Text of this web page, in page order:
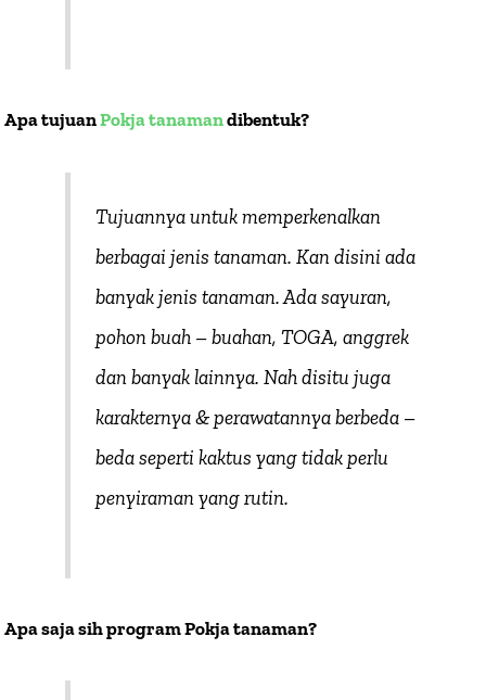
Apa tujuanPokja tanamandibentuk?
Tujuannya untuk memperkenalkan
berbagai jenis tanaman. Kan disini ada
banyak jenis tanaman. Ada sayuran,
pohon buah – buahan, TOGA, anggrek
dan banyak lainnya. Nah disitu juga
karakternya & perawatannya berbeda –
beda seperti kaktus yang tidak perlu
penyiraman yang rutin.
Apa saja sih program Pokja tanaman?